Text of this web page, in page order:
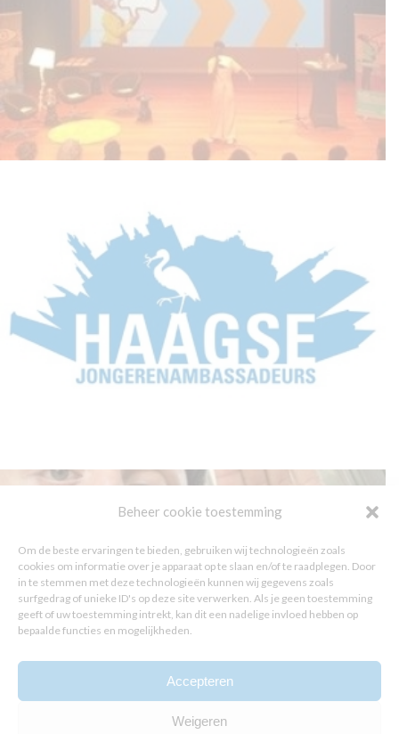
Beheer cookie toestemming
Om de beste ervaringen te bieden, gebruiken wij technologieën zoals
cookies om informatie over je apparaat op te slaan en/of te raadplegen. Door
in te stemmen met deze technologieën kunnen wij gegevens zoals
surfgedrag of unieke ID's op deze site verwerken. Als je geen toestemming
geeft of uw toestemming intrekt, kan dit een nadelige invloed hebben op
bepaalde functies en mogelijkheden.
Accepteren
Weigeren